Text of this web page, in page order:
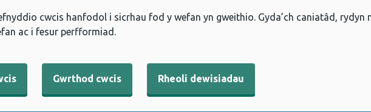
cwcis hanfodol i sicrhau fod y wefan yn gweithio. Gyda’ch caniatâd,
ac i fesur perfformiad.
Gwrthod cwcis Rheoli dewisiadau